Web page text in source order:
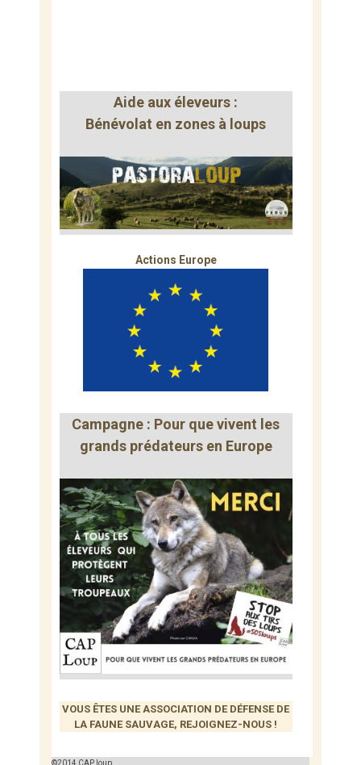
Aide aux éleveurs :
Bénévolat en zones à loups
Actions Europe
Campagne : Pour que vivent les
grands prédateurs en Europe
VOUS ÊTES UNE ASSOCIATION DE DÉFENSE DE
LA FAUNE SAUVAGE, REJOIGNEZ-NOUS !